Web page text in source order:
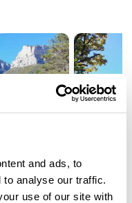
and ads, to
to analyse our traffic.
use of our site with